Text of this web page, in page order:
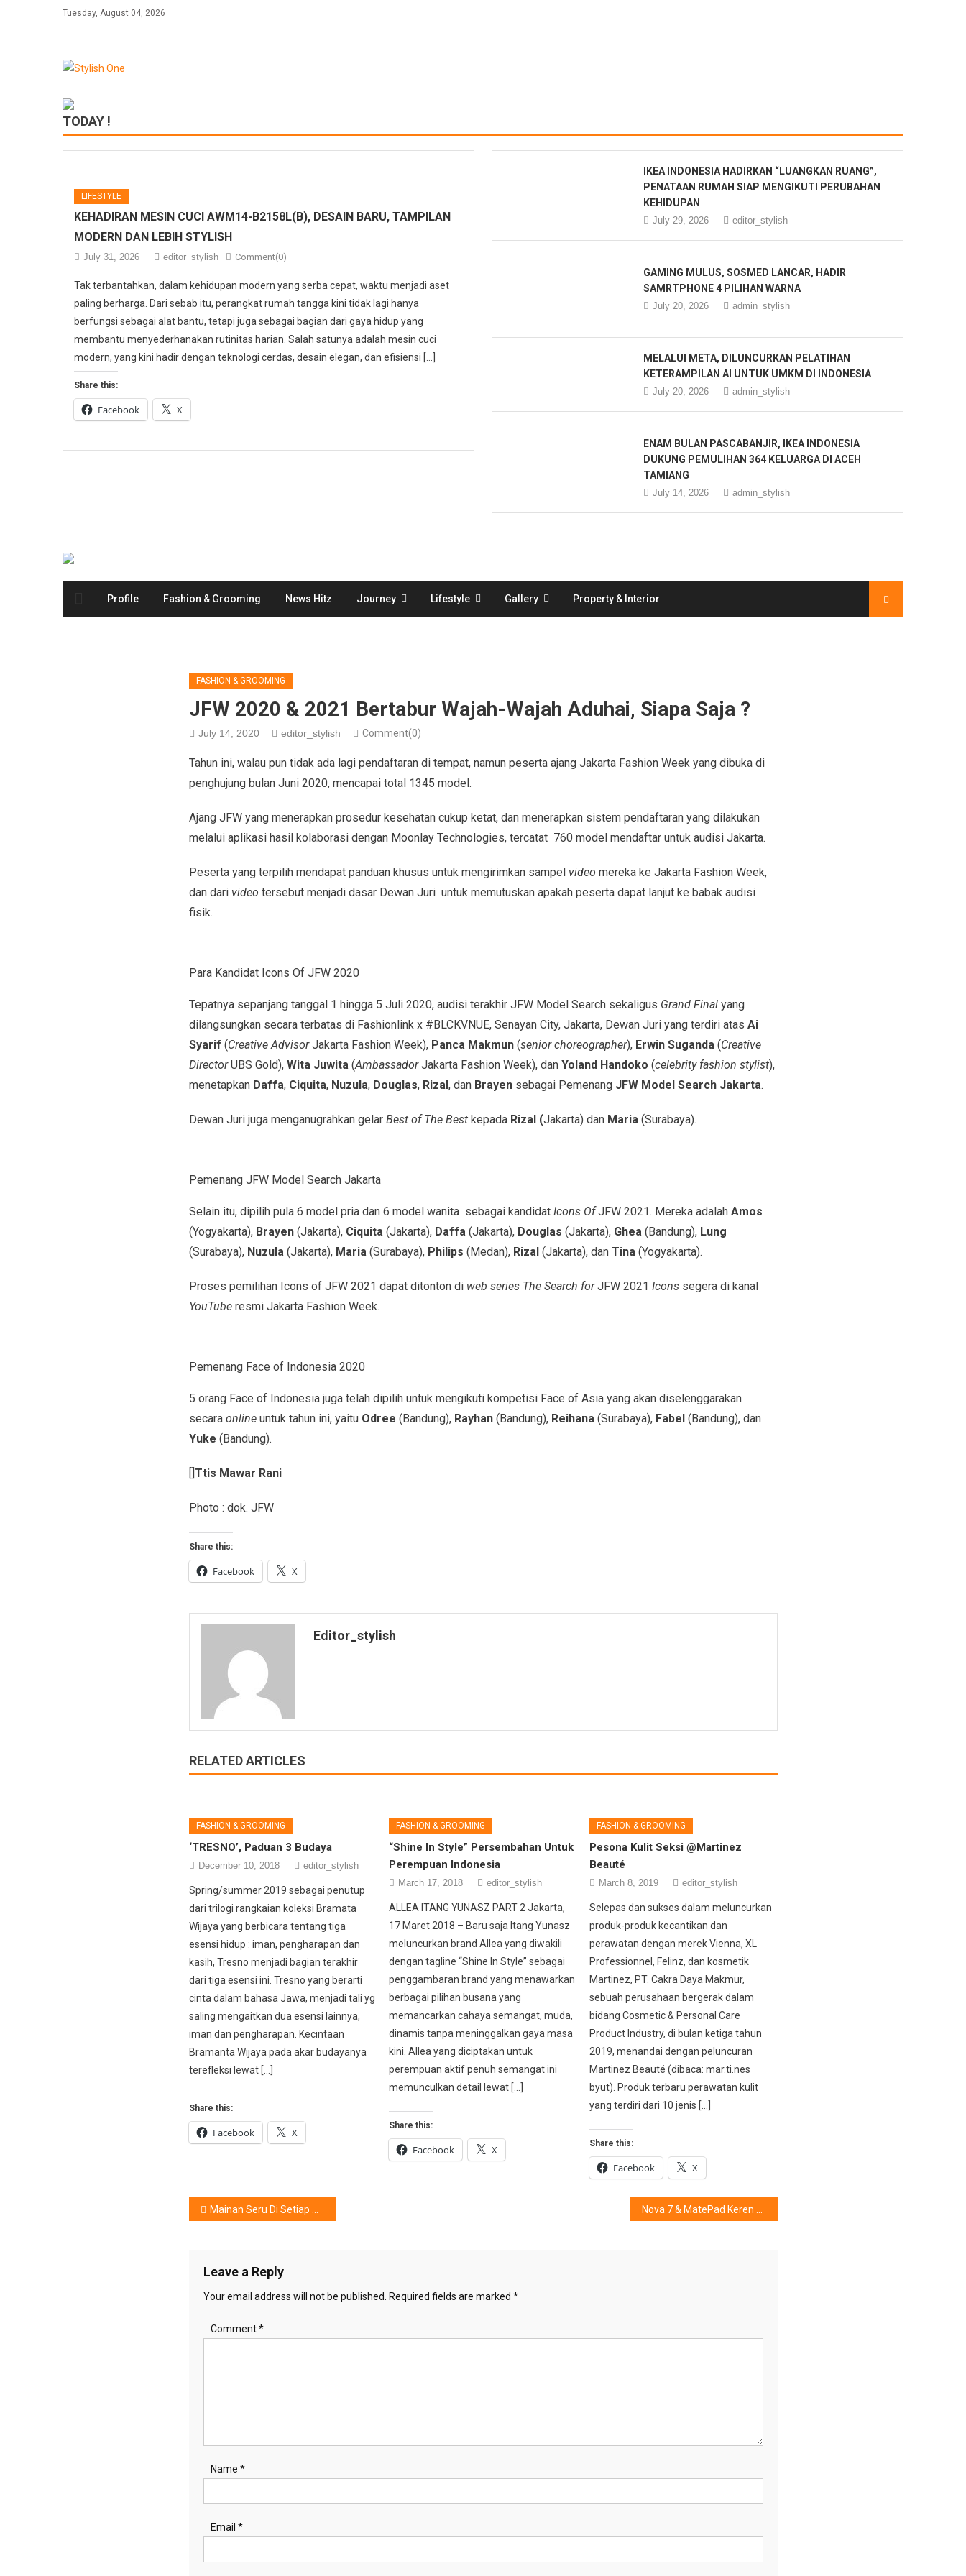
to
Tuesday, August 04, 2026
TODAY !
LIFESTYLE
KEHADIRAN MESIN CUCI AWM14-B2158L(B), DESAIN BARU, TAMPILAN
MODERN DAN LEBIH STYLISH
July 31, 2026 editor_stylish Comment(0)
Tak terbantahkan, dalam kehidupan modern yang serba cepat, waktu menjadi aset
paling berharga. Dari sebab itu, perangkat rumah tangga kini tidak lagi hanya
berfungsi sebagai alat bantu, tetapi juga sebagai bagian dari gaya hidup yang
membantu menyederhanakan rutinitas harian. Salah satunya adalah mesin cuci
modern, yang kini hadir dengan teknologi cerdas, desain elegan, dan efisiensi […]
Share this:
Facebook X
IKEA INDONESIA HADIRKAN “LUANGKAN RUANG”,
PENATAAN RUMAH SIAP MENGIKUTI PERUBAHAN
KEHIDUPAN
July 29, 2026 editor_stylish
GAMING MULUS, SOSMED LANCAR, HADIR
SAMRTPHONE 4 PILIHAN WARNA
July 20, 2026 admin_stylish
MELALUI META, DILUNCURKAN PELATIHAN
KETERAMPILAN AI UNTUK UMKM DI INDONESIA
July 20, 2026 admin_stylish
ENAM BULAN PASCABANJIR, IKEA INDONESIA
DUKUNG PEMULIHAN 364 KELUARGA DI ACEH
TAMIANG
July 14, 2026 admin_stylish
Profile Fashion & Grooming News Hitz Journey Lifestyle Gallery Property & Interior
FASHION & GROOMING
JFW 2020 & 2021 Bertabur Wajah-Wajah Aduhai, Siapa Saja ?
July 14, 2020 editor_stylish Comment(0)
Tahun ini, walau pun tidak ada lagi pendaftaran di tempat, namun peserta ajang Jakarta Fashion Week yang dibuka di
penghujung bulan Juni 2020, mencapai total 1345 model.
Ajang JFW yang menerapkan prosedur kesehatan cukup ketat, dan menerapkan sistem pendaftaran yang dilakukan
melalui aplikasi hasil kolaborasi dengan Moonlay Technologies, tercatat 760 model mendaftar untuk audisi Jakarta.
Peserta yang terpilih mendapat panduan khusus untuk mengirimkan sampel video mereka ke Jakarta Fashion Week,
dan dari video tersebut menjadi dasar Dewan Juri untuk memutuskan apakah peserta dapat lanjut ke babak audisi
fisik.
Para Kandidat Icons Of JFW 2020
Tepatnya sepanjang tanggal 1 hingga 5 Juli 2020, audisi terakhir JFW Model Search sekaligus Grand Final yang
dilangsungkan secara terbatas di Fashionlink x #BLCKVNUE, Senayan City, Jakarta, Dewan Juri yang terdiri atas Ai
Syarif (Creative AdvisorJakarta Fashion Week), Panca Makmun(senior choreographer), Erwin Suganda (Creative
DirectorUBS Gold), Wita Juwita (AmbassadorJakarta Fashion Week), dan Yoland Handoko (celebrity fashion stylist),
menetapkan Daffa, Ciquita,Nuzula, Douglas, Rizal, dan Brayensebagai Pemenang JFW Model Search Jakarta.
Dewan Juri juga menganugrahkan gelar Best of The Bestkepada Rizal (Jakarta) dan Maria (Surabaya).
Pemenang JFW Model Search Jakarta
Selain itu, dipilih pula 6 model pria dan 6 model wanita sebagai kandidat Icons OfJFW 2021. Mereka adalah Amos
(Yogyakarta), Brayen(Jakarta), Ciquita (Jakarta), Daffa (Jakarta), Douglas (Jakarta), Ghea (Bandung),Lung
(Surabaya),Nuzula (Jakarta), Maria (Surabaya),Philips (Medan), Rizal(Jakarta), dan Tina (Yogyakarta).
Proses pemilihan Icons of JFW 2021 dapat ditonton di web series The Search forJFW 2021 Iconssegera di kanal
YouTube resmi Jakarta Fashion Week.
Pemenang Face of Indonesia 2020
5 orang Face of Indonesia juga telah dipilih untuk mengikuti kompetisi Face of Asia yang akan diselenggarakan
secara online untuk tahun ini, yaitu Odree (Bandung), Rayhan(Bandung), Reihana (Surabaya),Fabel(Bandung), dan
Yuke (Bandung).
[]Ttis Mawar Rani
Photo : dok. JFW
Share this:
Facebook X
Editor_stylish
RELATED ARTICLES
FASHION & GROOMING
‘TRESNO’, Paduan 3 Budaya
December 10, 2018 editor_stylish
Spring/summer 2019 sebagai penutup
dari trilogi rangkaian koleksi Bramata
Wijaya yang berbicara tentang tiga
esensi hidup : iman, pengharapan dan
kasih, Tresno menjadi bagian terakhir
dari tiga esensi ini. Tresno yang berarti
cinta dalam bahasa Jawa, menjadi tali yg
saling mengaitkan dua esensi lainnya,
iman dan pengharapan. Kecintaan
Bramanta Wijaya pada akar budayanya
terefleksi lewat […]
Share this:
Facebook X
FASHION & GROOMING
“Shine In Style” Persembahan Untuk
Perempuan Indonesia
March 17, 2018 editor_stylish
ALLEA ITANG YUNASZ PART 2 Jakarta,
17 Maret 2018 – Baru saja Itang Yunasz
meluncurkan brand Allea yang diwakili
dengan tagline “Shine In Style” sebagai
penggambaran brand yang menawarkan
berbagai pilihan busana yang
memancarkan cahaya semangat, muda,
dinamis tanpa meninggalkan gaya masa
kini. Allea yang diciptakan untuk
perempuan aktif penuh semangat ini
memunculkan detail lewat […]
Share this:
Facebook X
FASHION & GROOMING
Pesona Kulit Seksi @Martinez
Beauté
March 8, 2019 editor_stylish
Selepas dan sukses dalam meluncurkan
produk-produk kecantikan dan
perawatan dengan merek Vienna, XL
Professionnel, Felinz, dan kosmetik
Martinez, PT. Cakra Daya Makmur,
sebuah perusahaan bergerak dalam
bidang Cosmetic & Personal Care
Product Industry, di bulan ketiga tahun
2019, menandai dengan peluncuran
Martinez Beauté (dibaca: mar.ti.nes
byut). Produk terbaru perawatan kulit
yang terdiri dari 10 jenis […]
Share this:
Facebook X
Post
Mainan Seru Di Setiap Happy Meal, Apa Saja ?
Leave a Reply
Your email address will not be published. Required fields are marked *
Comment*
Name *
Email *